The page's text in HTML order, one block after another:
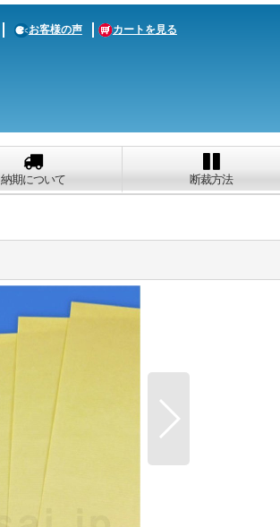
お客様の声 カートを見る
納期について 断裁方法